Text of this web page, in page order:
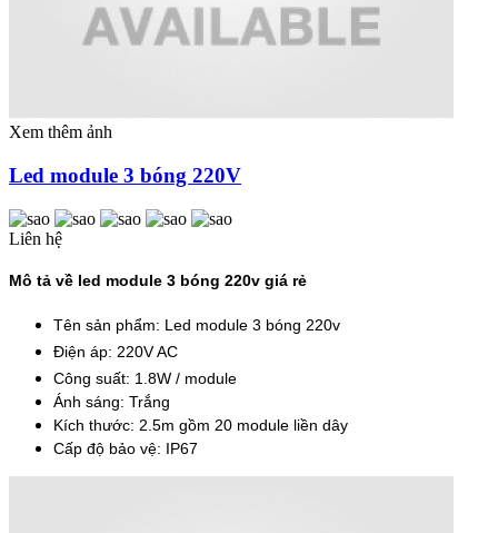
Xem thêm ảnh
Led module 3 bóng 220V
Liên hệ
Mô tả về led module 3 bóng 220v giá rẻ
Tên sản phẩm: Led module 3 bóng 220v
Điện áp: 220V AC
Công suất: 1.8W / module
Ánh sáng: Trắng
Kích thước: 2.5m gồm 20 module liền dây
Cấp độ bảo vệ: IP67